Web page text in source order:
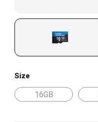
Size
16GB